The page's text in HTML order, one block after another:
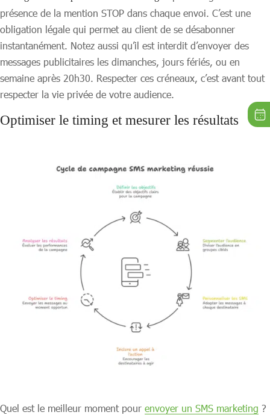
présence de la mention STOP dans chaque envoi. C’est une
obligation légale qui permet au client de se désabonner
instantanément. Notez aussi qu’il est interdit d’envoyer des
messages publicitaires les dimanches, jours fériés, ou en
semaine après 20h30. Respecter ces créneaux, c’est avant tout
respecter la vie privée de votre audience.
Optimiser le timing et mesurer les résultats
Quel est le meilleur moment pour envoyer un SMS marketing ?